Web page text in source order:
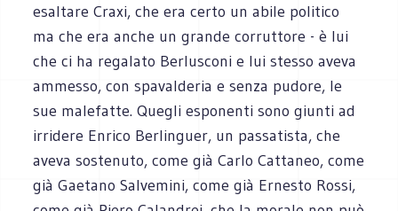
esaltare Craxi, che era certo un abile politico
ma che era anche un grande corruttore - è lui
che ci ha regalato Berlusconi e lui stesso aveva
ammesso, con spavalderia e senza pudore, le
sue malefatte. Quegli esponenti sono giunti ad
irridere Enrico Berlinguer, un passatista, che
aveva sostenuto, come già Carlo Cattaneo, come
già Gaetano Salvemini, come già Ernesto Rossi,